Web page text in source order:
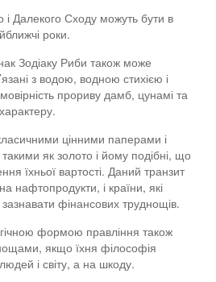
і Далекого Сходу можуть бути в
роки.
Зодіаку Риби також може
з водою, водною стихією і
прориву дамб, цунамі та
цінними паперами і
як золото і йому подібні, що
їхньої вартості. Даний транзит
нафтопродукти, і країни, які
фінансових труднощів.
формою правління також
якщо їхня філософія
і світу, а на шкоду.